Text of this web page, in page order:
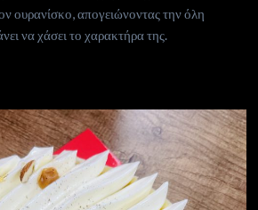
ουρανίσκο, απογειώνοντας την όλη
να χάσει το χαρακτήρα της.